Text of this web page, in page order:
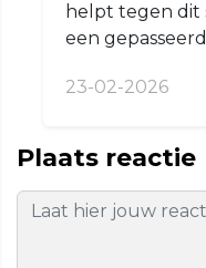
helpt tegen dit
een
23-02-2026
Plaats reactie